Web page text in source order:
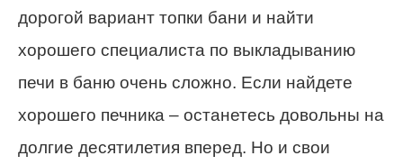
дорогой вариант топки бани и найти
хорошего специалиста по выкладыванию
печи в баню очень сложно. Если найдете
хорошего печника – останетесь довольны на
долгие десятилетия вперед. Но и свои